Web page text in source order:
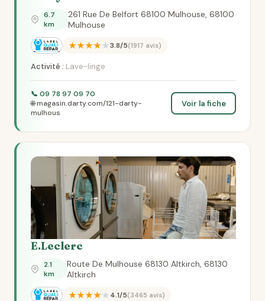
6.7
km
261 Rue De Belfort 68100 Mulhouse, 68100
Mulhouse
★★★★★3.8/5(1917 avis)
Activité : Lave-linge
📞 09 78 97 09 70
🌐 magasin.darty.com/121-darty-
mulhous
Voir la fiche
E.Leclerc
2.1
km
Route De Mulhouse 68130 Altkirch, 68130
Altkirch
★★★★★4.1/5(3465 avis)